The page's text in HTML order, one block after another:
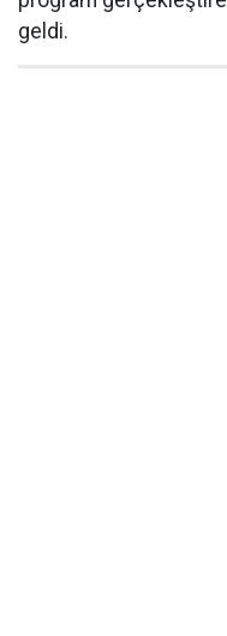
geldi.